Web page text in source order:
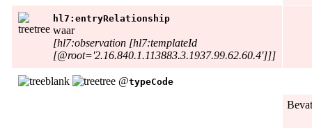
hl7:entryRelationship
waar
[hl7:observation [hl7:templateId
[@root='2.16.840.1.113883.3.1937.99.62.60.4']]]
@typeCode
Bevat